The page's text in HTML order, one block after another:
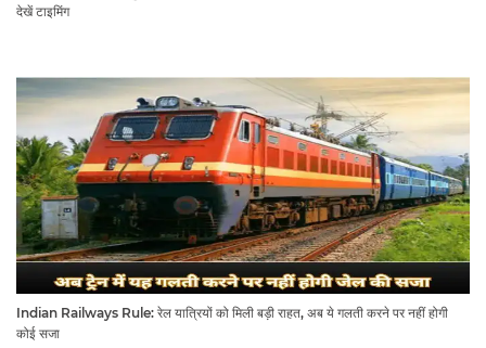
देखें टाइमिंग
Indian Railways Rule: रेल यात्रियों को मिली बड़ी राहत, अब ये गलती करने पर नहीं होगी
कोई सजा